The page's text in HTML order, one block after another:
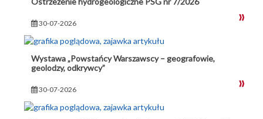
30-07-2026
Wystawa „Powstańcy Warszawscy – geografowie,
geolodzy, odkrywcy”
30-07-2026